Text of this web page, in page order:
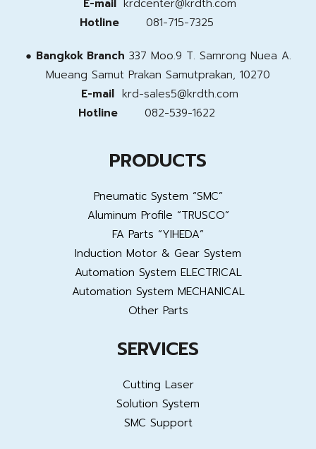
E-mail krdcenter@krdth.com
Hotline
081-715-7325
● Bangkok Branch 337 Moo.9 T. Samrong Nuea A.
Mueang Samut Prakan Samutprakan, 10270
E-mail krd-sales5@krdth.com
Hotline
082-539-1622
PRODUCTS
Pneumatic System “SMC”
Aluminum Profile “TRUSCO”
FA Parts “YIHEDA”
Induction Motor & Gear System
Automation System ELECTRICAL
Automation System MECHANICAL
Other Parts
SERVICES
Cutting Laser
Solution System
SMC Support